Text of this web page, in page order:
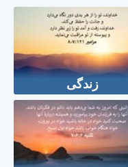
زندگی